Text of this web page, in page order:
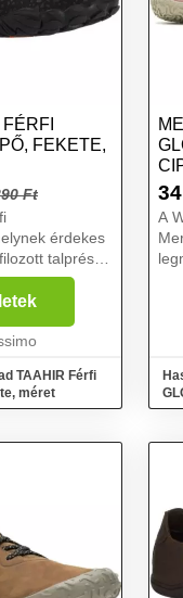
FEKETE,
Ft
érdekes
talprésze
Ez a
cipő kevlár
amely
...
TAAHIR Férfi
méret
39
A